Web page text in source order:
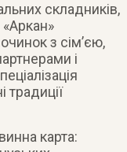
складників,
з сім’єю,
і
традиції
карта: